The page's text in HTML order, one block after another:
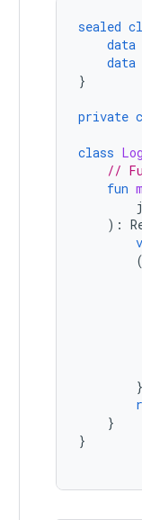
sealed
data
data
}
private
class
//
fun
):
(
}
}
}